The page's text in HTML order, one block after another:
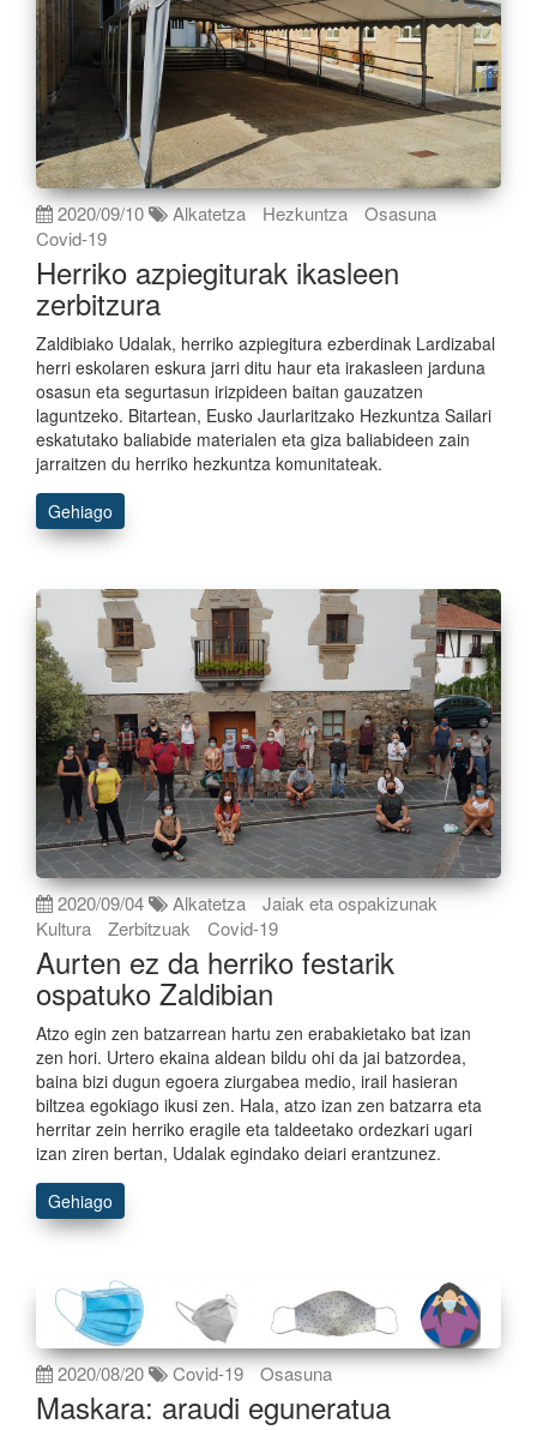
2020/09/10 Alkatetza Hezkuntza
Osasuna
Covid-19
Herriko azpiegiturak ikasleen
zerbitzura
Zaldibiako Udalak, herriko azpiegitura ezberdinak Lardizabal
herri eskolaren eskura jarri ditu haur eta irakasleen jarduna
osasun eta segurtasun irizpideen baitan gauzatzen
laguntzeko. Bitartean, Eusko Jaurlaritzako Hezkuntza Sailari
eskatutako baliabide materialen eta giza baliabideen zain
jarraitzen du herriko hezkuntza komunitateak.
Gehiago
2020/09/04 Alkatetza
Jaiak eta ospakizunak
Kultura
Zerbitzuak Covid-19
Aurten ez da herriko festarik
ospatuko Zaldibian
Atzo egin zen batzarrean hartu zen erabakietako bat izan
zen hori. Urtero ekaina aldean bildu ohi da jai batzordea,
baina bizi dugun egoera ziurgabea medio, irail hasieran
biltzea egokiago ikusi zen. Hala, atzo izan zen batzarra eta
herritar zein herriko eragile eta taldeetako ordezkari ugari
izan ziren bertan, Udalak egindako deiari erantzunez.
Gehiago
2020/08/20 Covid-19 Osasuna
Maskara: araudi eguneratua